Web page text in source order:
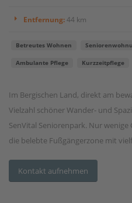
Entfernung:44 km
Betreutes Wohnen
Ambulante Pflege Kurzzeitpflege
Im Bergischen Land, direkt am
Vielzahl schöner Wander- und
SenVital Seniorenpark. Nur
die belebte Fußgängerzone mit
Kontakt aufnehmen